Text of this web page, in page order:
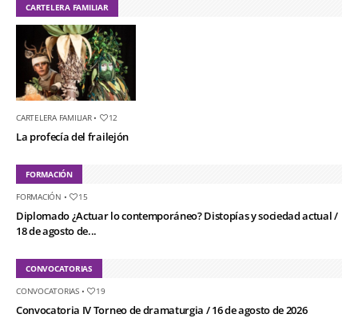
CARTELERA FAMILIAR
CARTELERA FAMILIAR• 12
La profecía del frailejón
FORMACIÓN
FORMACIÓN • 15
Diplomado ¿Actuar lo contemporáneo? Distopías y sociedad actual /
18 de agosto de...
CONVOCATORIAS
CONVOCATORIAS• 19
Convocatoria IV Torneo de dramaturgia / 16 de agosto de 2026